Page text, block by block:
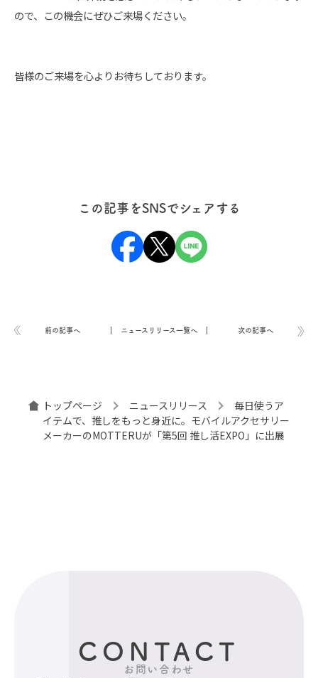
ので、この機会にぜひご来場ください。
皆様のご来場を心よりお待ちしております。
この記事をSNSでシェアする
前の記事へ ニュースリリース一覧へ 次の記事へ
トップページ ニュースリリース
毎日使うア
イテムで、推しをもっと身近に。モバイルアクセサリー
メーカーのMOTTERUが「第5回 推し活EXPO」に出展
CONTACT
お問い合わせ